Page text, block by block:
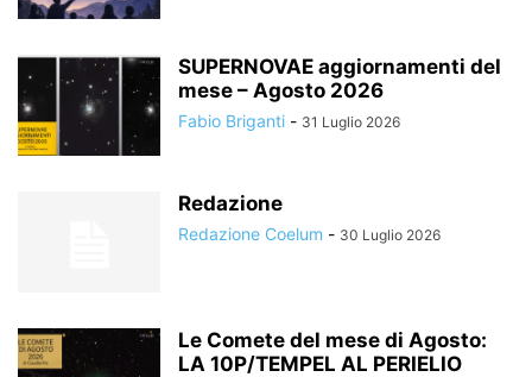
SUPERNOVAE aggiornamenti del
mese – Agosto 2026
Fabio Briganti - 31 Luglio 2026
Redazione
Redazione Coelum - 30 Luglio 2026
Le Comete del mese di Agosto:
LA 10P/TEMPEL AL PERIELIO